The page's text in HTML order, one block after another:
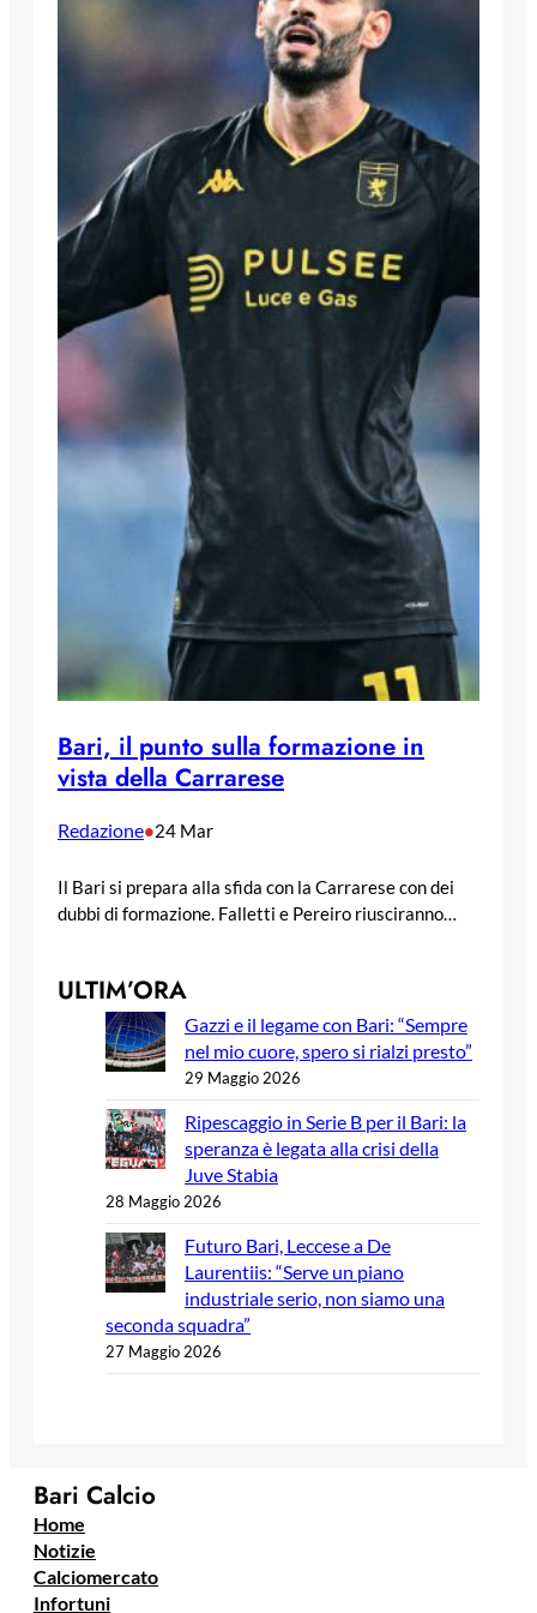
Bari, il punto sulla formazione in
vista della Carrarese
Redazione•24 Mar
Il Bari si prepara alla sfida con la Carrarese con dei
dubbi di formazione. Falletti e Pereiro riusciranno…
ULTIM’ORA
Gazzi e il legame con Bari: “Sempre
nel mio cuore, spero si rialzi presto”
29 Maggio 2026
Ripescaggio in Serie B per il Bari: la
speranza è legata alla crisi della
Juve Stabia
28 Maggio 2026
Futuro Bari, Leccese a De
Laurentiis: “Serve un piano
industriale serio, non siamo una
seconda squadra”
27 Maggio 2026
Bari Calcio
Home
Notizie
Calciomercato
Infortuni